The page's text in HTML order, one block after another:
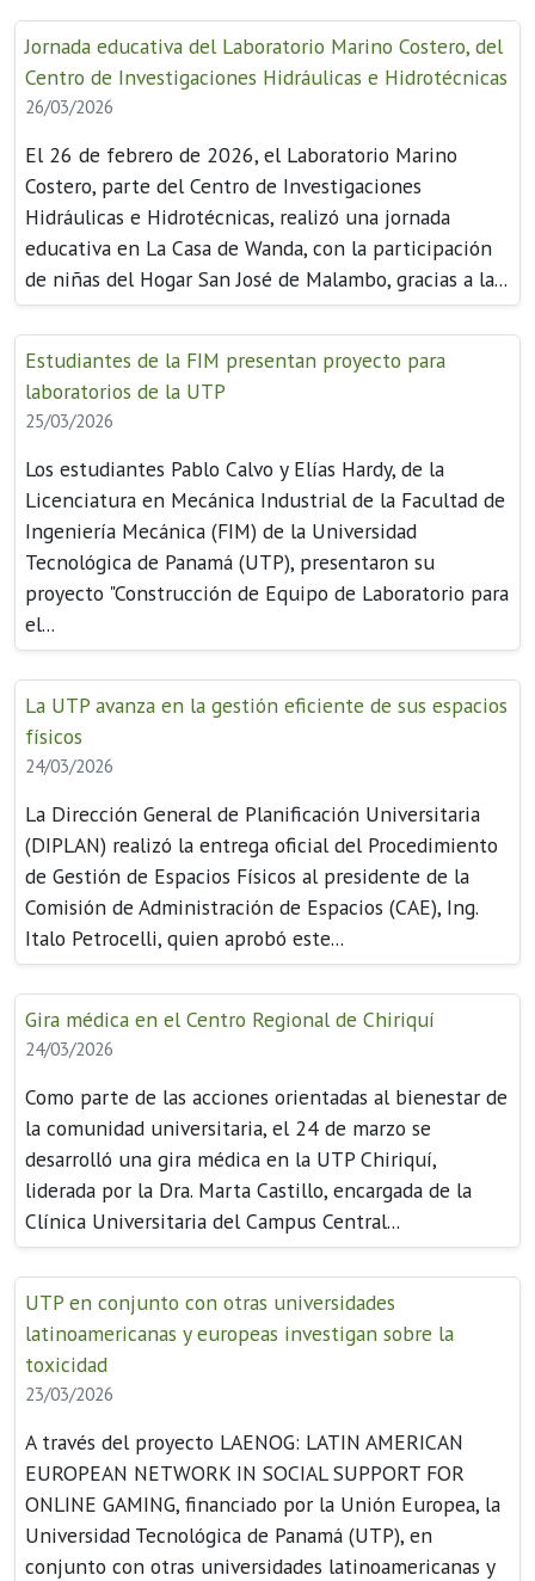
Jornada educativa del Laboratorio Marino Costero, del
Centro de Investigaciones Hidráulicas e Hidrotécnicas
26/03/2026
El 26 de febrero de 2026, el Laboratorio Marino
Costero, parte del Centro de Investigaciones
Hidráulicas e Hidrotécnicas, realizó una jornada
educativa en La Casa de Wanda, con la participación
de niñas del Hogar San José de Malambo, gracias a la...
Estudiantes de la FIM presentan proyecto para
laboratorios de la UTP
25/03/2026
Los estudiantes Pablo Calvo y Elías Hardy, de la
Licenciatura en Mecánica Industrial de la Facultad de
Ingeniería Mecánica (FIM) de la Universidad
Tecnológica de Panamá (UTP), presentaron su
proyecto "Construcción de Equipo de Laboratorio para
el...
La UTP avanza en la gestión eficiente de sus espacios
físicos
24/03/2026
La Dirección General de Planificación Universitaria
(DIPLAN) realizó la entrega oficial del Procedimiento
de Gestión de Espacios Físicos al presidente de la
Comisión de Administración de Espacios (CAE), Ing.
Italo Petrocelli, quien aprobó este...
Gira médica en el Centro Regional de Chiriquí
24/03/2026
Como parte de las acciones orientadas al bienestar de
la comunidad universitaria, el 24 de marzo se
desarrolló una gira médica en la UTP Chiriquí,
liderada por la Dra. Marta Castillo, encargada de la
Clínica Universitaria del Campus Central...
UTP en conjunto con otras universidades
latinoamericanas y europeas investigan sobre la
toxicidad
23/03/2026
A través del proyecto LAENOG: LATIN AMERICAN
EUROPEAN NETWORK IN SOCIAL SUPPORT FOR
ONLINE GAMING, financiado por la Unión Europea, la
Universidad Tecnológica de Panamá (UTP), en
conjunto con otras universidades latinoamericanas y